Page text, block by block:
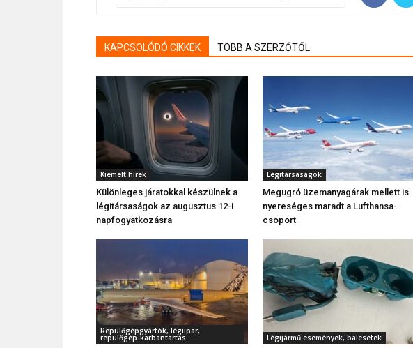
KAPCSOLÓDÓ CIKKEK TÖBB A SZERZŐTŐL
Kiemelt hírek
Különleges járatokkal készülnek a
légitársaságok az augusztus 12-i
napfogyatkozásra
Légitársaságok
Megugró üzemanyagárak mellett is
nyereséges maradt a Lufthansa-
csoport
Repülőgépgyártók, légiipar,
repülőgép-karbantartás Légijármű események, balesetek